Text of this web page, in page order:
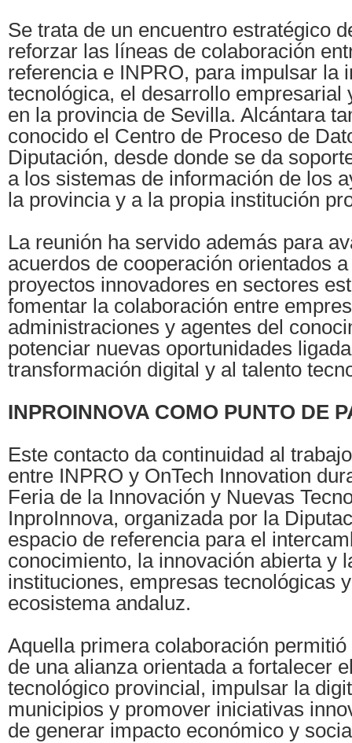
Se trata de un encuentro estratégico
reforzar las líneas de colaboración
referencia e INPRO, para impulsar la
tecnológica, el desarrollo empresarial
en la provincia de Sevilla. Alcántara
conocido el Centro de Proceso de
Diputación, desde donde se da
a los sistemas de información de los
la provincia y a la propia institución
La reunión ha servido además para
acuerdos de cooperación orientados
proyectos innovadores en sectores
fomentar la colaboración entre
administraciones y agentes del
potenciar nuevas oportunidades
transformación digital y al talento
INPROINNOVA COMO PUNTO DE
Este contacto da continuidad al
entre INPRO y OnTech Innovation
Feria de la Innovación y Nuevas
InproInnova, organizada por la
espacio de referencia para el
conocimiento, la innovación abierta y
instituciones, empresas tecnológicas
ecosistema andaluz.
Aquella primera colaboración
de una alianza orientada a fortalecer
tecnológico provincial, impulsar la
municipios y promover iniciativas
de generar impacto económico y